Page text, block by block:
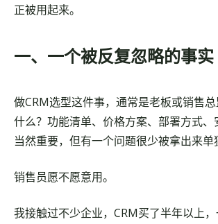
正被用起来。
一、一个被反复忽略的事实
做CRM选型这件事，通常是老板或销售
什么？功能清单、价格方案、部署方式
当然重要，但有一个问题很少被拿出来单
销售员愿不愿意用。
我接触过不少企业，CRM买了半年以上